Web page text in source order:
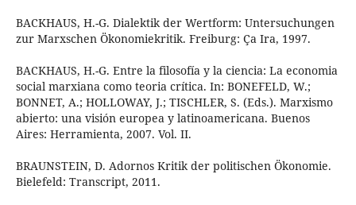
BACKHAUS, H.-G. Dialektik der Wertform: Untersuchungen
zur Marxschen Ökonomiekritik. Freiburg: Ça Ira, 1997.
BACKHAUS, H.-G. Entre la filosofía y la ciencia: La economia
social marxiana como teoria crítica. In: BONEFELD, W.;
BONNET, A.; HOLLOWAY, J.; TISCHLER, S. (Eds.). Marxismo
abierto: una visión europea y latinoamericana. Buenos
Aires: Herramienta, 2007. Vol. II.
BRAUNSTEIN, D. Adornos Kritik der politischen Ökonomie.
Bielefeld: Transcript, 2011.